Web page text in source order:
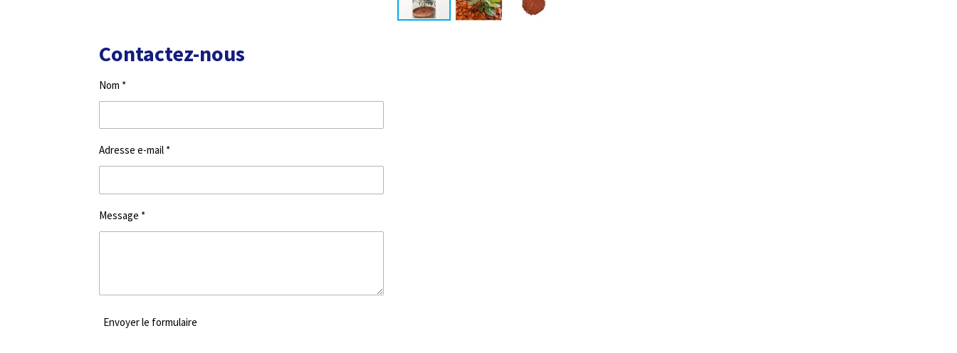
Contactez-nous
Nom *
Adresse e-mail *
Message *
Envoyer le formulaire